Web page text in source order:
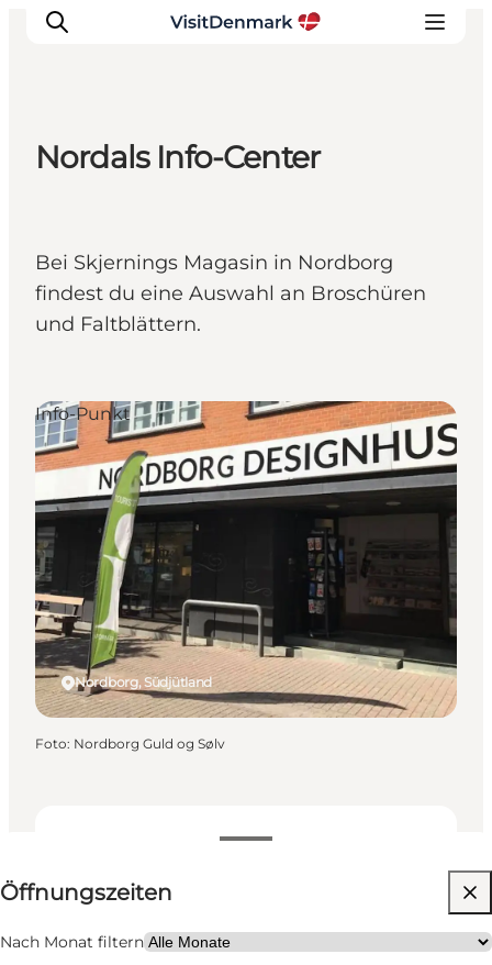
Erlebnisse
Unterkünfte
Reiseplanung
Nordals Info-Center
Bei Skjernings Magasin in Nordborg
findest du eine Auswahl an Broschüren
und Faltblättern.
Öffnungszeiten anzeigen
Öffnungszeiten
Nach Monat filtern
Website besuchen
Mir selbst, Mein Partner, Freunde
Nordborg, Südjütland
Info-Punkt
Foto: Nordborg Guld og Sølv